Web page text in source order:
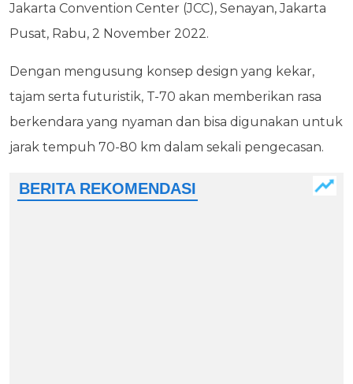
Jakarta Convention Center (JCC), Senayan, Jakarta
Pusat, Rabu, 2 November 2022.
Dengan mengusung konsep design yang kekar,
tajam serta futuristik, T-70 akan memberikan rasa
berkendara yang nyaman dan bisa digunakan untuk
jarak tempuh 70-80 km dalam sekali pengecasan.